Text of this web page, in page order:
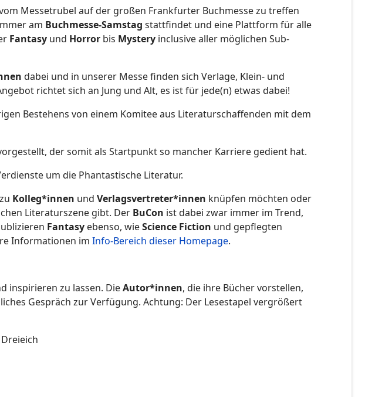
Messetrubel auf der großen Frankfurter Buchmesse zu treffen
am Buchmesse-Samstag stattfindet und eine Plattform für alle
Fantasy und Horror bis Mystery inclusive aller möglichen Sub-
dabei und in unserer Messe finden sich Verlage, Klein- und
richtet sich an Jung und Alt, es ist für jede(n) etwas dabei!
Bestehens von einem Komitee aus Literaturschaffenden mit dem
der somit als Startpunkt so mancher Karriere gedient hat.
um die Phantastische Literatur.
Kolleg*innen und Verlagsvertreter*innen knüpfen möchten oder
Literaturszene gibt. Der BuCon ist dabei zwar immer im Trend,
Fantasy ebenso, wieScience Fiction und gepflegten
Informationen im Info-Bereich dieser Homepage.
inspirieren zu lassen. DieAutor*innen, die ihre Bücher vorstellen,
Gespräch zur Verfügung. Achtung: Der Lesestapel vergrößert